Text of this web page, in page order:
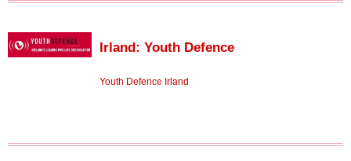
Irland: Youth Defence
Youth Defence Irland